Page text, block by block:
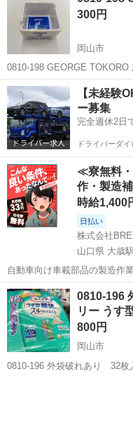
め...
300円
岡山市
0810-198 GEORGE TOKORO 灰皿 【状態】 ・使用に伴う
レ、キズ、落としきれない汚
ください ・お値引きは出来
岡山 岡山市 生活雑貨
【未経験
ー募集
完全週休2日
ドライバーダイ
≪寮無料
作・製造
時給1,400
日払い
株式会社
山口県 大歳駅
自動車向け車載部品の製造作
中！友達同士での応募OK！
社負担！生活支援物資事前対
♪《山口県山口市》 人気の工...
山口 山口市 大歳駅
0810-196
リー うす
800円
岡山市
0810-196 外袋破れあり 32